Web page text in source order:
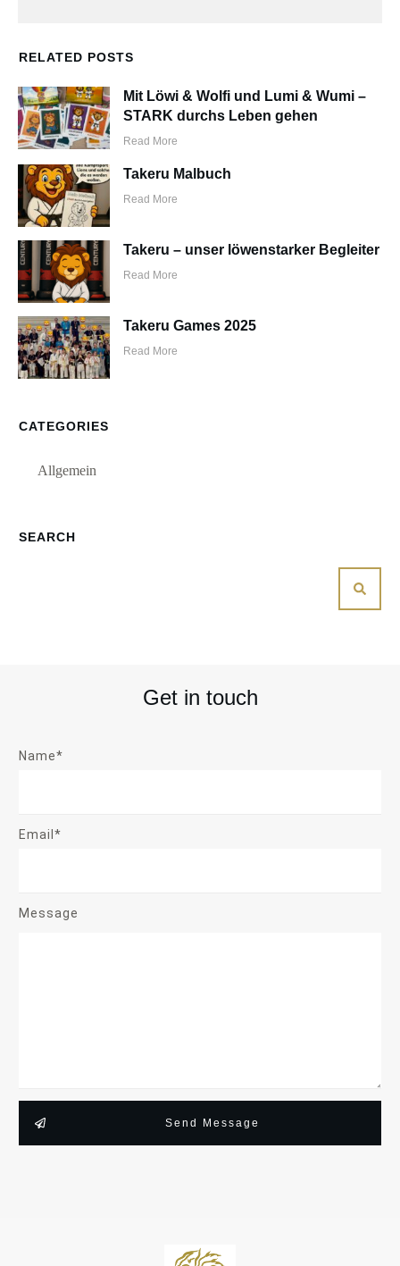
RELATED POSTS
Mit Löwi & Wolfi und Lumi & Wumi –
STARK durchs Leben gehen
Read More
Takeru Malbuch
Read More
Takeru – unser löwenstarker Begleiter
Read More
Takeru Games 2025
Read More
CATEGORIES
Allgemein
SEARCH
Get in touch
Name*
Email*
Message
Send Message